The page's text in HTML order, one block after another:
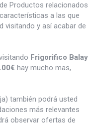
Productos relacionados
a las que
visitando y así acabar de
Frigorifico Balay
hay mucho mas,
también podrá usted
más relevantes
observar ofertas de